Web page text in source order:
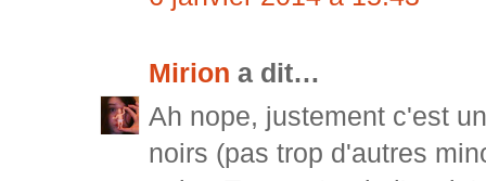
Mirion a dit…
Ah nope, justement c'est
noirs (pas trop d'autres